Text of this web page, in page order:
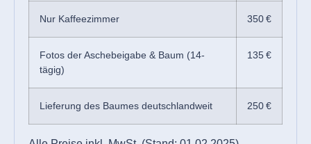
Nur Kaffeezimmer 350 €
Fotos der Aschebeigabe & Baum (14-
tägig)
135 €
Lieferung des Baumes deutschlandweit 250 €